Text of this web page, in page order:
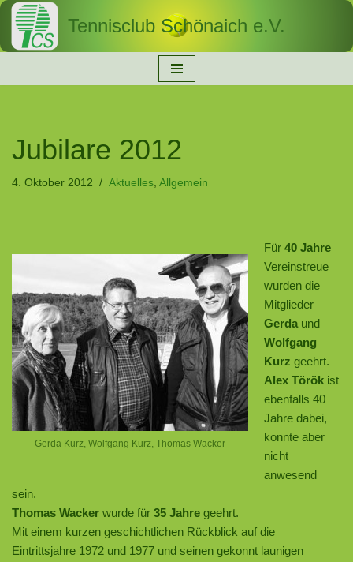
Zum
Tennisclub Schönaich e.V.
Jubilare 2012
4. Oktober 2012 Aktuelles, Allgemein
Gerda Kurz, Wolfgang Kurz, Thomas Wacker
Für 40 Jahre
Vereinstreue
wurden die
Mitglieder
Gerda und
Wolfgang
Kurz geehrt.
Alex Török ist
ebenfalls 40
Jahre dabei,
konnte aber
nicht
anwesend
sein.
Thomas Wacker wurde für 35 Jahre geehrt.
Mit einem kurzen geschichtlichen Rückblick auf die
Eintrittsjahre 1972 und 1977 und seinen gekonnt launigen